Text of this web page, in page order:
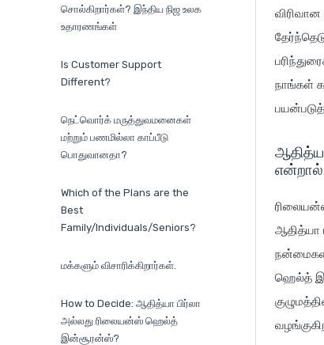
சொல்கிறார்கள்? இந்திய நிஜ உலக
உதாரணங்கள்
Is Customer Support
Different?
நெட்வொர்க் மருத்துவமனைகள்
மற்றும் பணமில்லா காப்பீடு
பொதுவானதா?
Which of the Plans are the
Best
Family/Individuals/Seniors?
மக்களும் விசாரிக்கிறார்கள்.
How to Decide: ஆதித்யா பிர்லா
அல்லது ரிலையன்ஸ் ஹெல்த்
இன்சூரன்ஸ்?
நாங்கள்
ஆதித்யா
ஹெல்த்